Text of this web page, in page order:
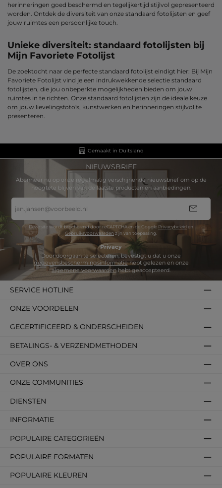
herinneringen goed beschermd en tegelijkertijd stijlvol gepresenteerd
worden. Ontdek de diversiteit van onze standaard fotolijsten en geef
jouw ruimtes een persoonlijke touch.
Unieke diversiteit: standaard fotolijsten bij
Mijn Favoriete Fotolijst
De zoektocht naar de perfecte standaard fotolijst eindigt hier: Bij Mijn
Favoriete Fotolijst vind je een indrukwekkende selectie standaard
fotolijsten, die jou onbeperkte mogelijkheden bieden om jouw
ruimtes in te richten. Onze standaard fotolijsten zijn de ideale keuze
om jouw lievelingsfoto's, kunstwerken en herinneringen stijlvol te
presenteren.
Gemaakt in Duitsland
NIEUWSBRIEF
Abonneer nu op onze regelmatig verschijnende nieuwsbrief om op de
hoogtete blijven van de laatste producten en aanbiedingen.
mailadres
*
Deze site wordt beschermd door reCAPTCHA en de Google Privacybeleid en
Gebruiksvoorwaarden zijn van toepassing.
Privacy
gegevensbeschermingsinformatie
algemene voorwaardenhebt geaccepteerd.
SERVICE HOTLINE
DIENSTEN
INFORMATIE
POPULAIRE CATEGORIEËN
POPULAIRE FORMATEN
POPULAIRE KLEUREN
BETALINGS- & VERZENDMETHODEN
OVER ONS
GECERTIFICEERD & ONDERSCHEIDEN
ONZE VOORDELEN
ONZE COMMUNITIES